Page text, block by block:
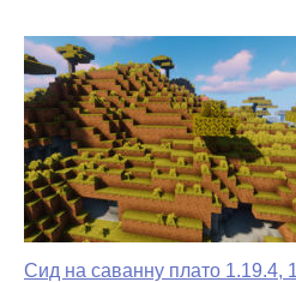
Сид на саванну плато 1.19.4,